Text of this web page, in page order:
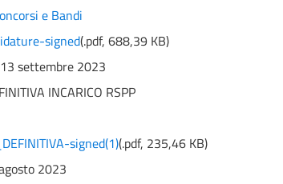
e Bandi
signed(.pdf, 688,39 KB)
settembre 2023
INCARICO RSPP
signed(1)(.pdf, 235,46 KB)
2023